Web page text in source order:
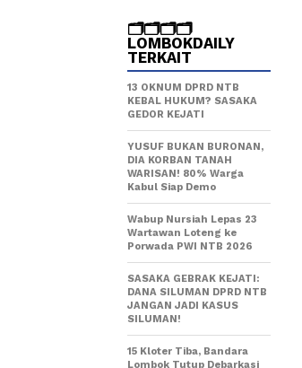
🗂️🗂️🗂️🗂️
LOMBOKDAILY
TERKAIT
13 OKNUM DPRD NTB
KEBAL HUKUM? SASAKA
GEDOR KEJATI
YUSUF BUKAN BURONAN,
DIA KORBAN TANAH
WARISAN! 80% Warga
Kabul Siap Demo
Wabup Nursiah Lepas 23
Wartawan Loteng ke
Porwada PWI NTB 2026
SASAKA GEBRAK KEJATI:
DANA SILUMAN DPRD NTB
JANGAN JADI KASUS
SILUMAN!
15 Kloter Tiba, Bandara
Lombok Tutup Debarkasi